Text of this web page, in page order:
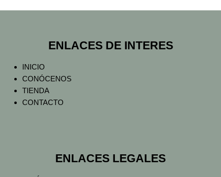
ENLACES DE INTERES
INICIO
CONÓCENOS
TIENDA
CONTACTO
ENLACES LEGALES